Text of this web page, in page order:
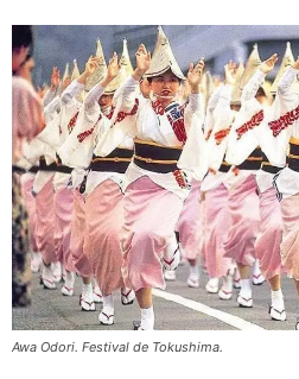
Awa Odori. Festival de Tokushima.